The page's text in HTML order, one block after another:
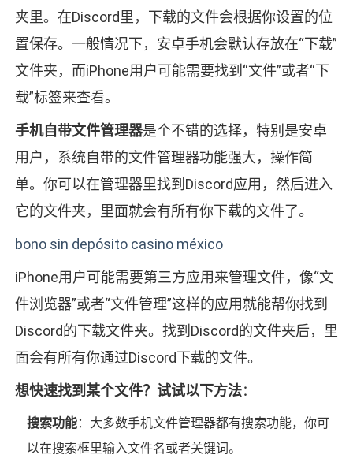
夹里。在Discord里，下载的文件会根据你设置的位
置保存。一般情况下，安卓手机会默认存放在“下载”
文件夹，而iPhone用户可能需要找到“文件”或者“下
载”标签来查看。
手机自带文件管理器是个不错的选择，特别是安卓
用户，系统自带的文件管理器功能强大，操作简
单。你可以在管理器里找到Discord应用，然后进入
它的文件夹，里面就会有所有你下载的文件了。
bono sin depósito casino méxico
iPhone用户可能需要第三方应用来管理文件，像“文
件浏览器”或者“文件管理”这样的应用就能帮你找到
Discord的下载文件夹。找到Discord的文件夹后，里
面会有所有你通过Discord下载的文件。
想快速找到某个文件？试试以下方法：
搜索功能：大多数手机文件管理器都有搜索功能，你可
以在搜索框里输入文件名或者关键词。